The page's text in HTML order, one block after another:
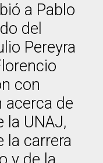
a Pablo
del
Pereyra
con
acerca de
la UNAJ,
la carrera